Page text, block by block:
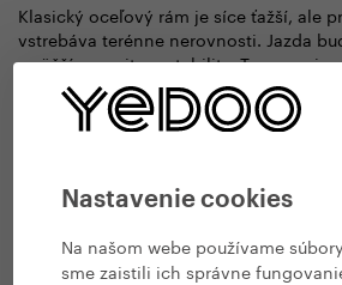
Nastavenie cookies
Na našom webe používame
sme zaistili ich správne
Klasický oceľový rám je síce ťažší, ale
vstrebáva terénne nerovnosti. Jazda
s väčším pocitom stability. Ten ocenia
s jazdou na kolobežke iba začínajú.
nižšia cena.